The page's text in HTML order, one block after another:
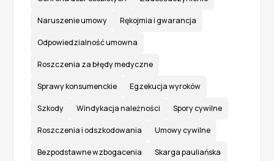
Naruszenie umowy Rękojmia i gwarancja
Odpowiedzialność umowna
Roszczenia za błędy medyczne
Sprawy konsumenckie Egzekucja wyroków
Szkody Windykacja należności Spory cywilne
Roszczenia i odszkodowania Umowy cywilne
Bezpodstawne wzbogacenia Skarga pauliańska